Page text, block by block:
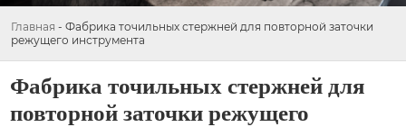
Главная - Фабрика точильных стержней для повторной заточки
режущего инструмента
Фабрика точильных стержней для
повторной заточки режущего